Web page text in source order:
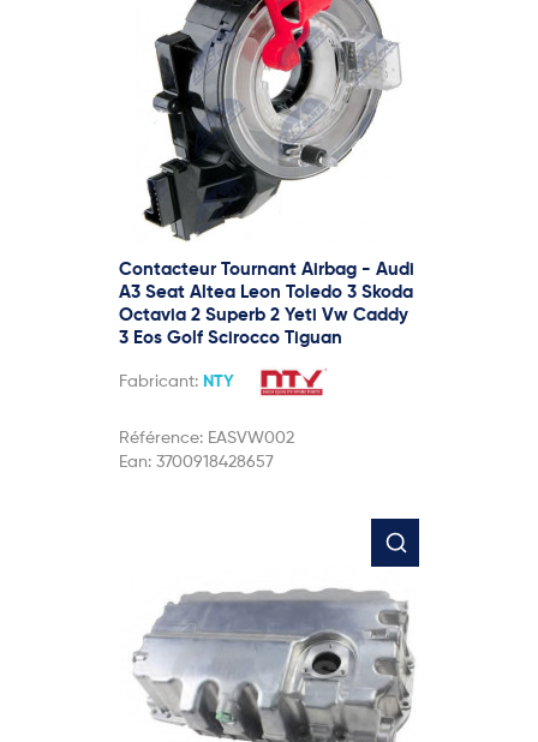
Contacteur Tournant Airbag - Audi
A3 Seat Altea Leon Toledo 3 Skoda
Octavia 2 Superb 2 Yeti Vw Caddy
3 Eos Golf Scirocco Tiguan
Fabricant: NTY
Référence: EASVW002
Ean: 3700918428657